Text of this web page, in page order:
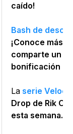
caído!
Bash de
¡Conoce más
comparte un
bonificación
La serie
Drop de Rik
esta semana.